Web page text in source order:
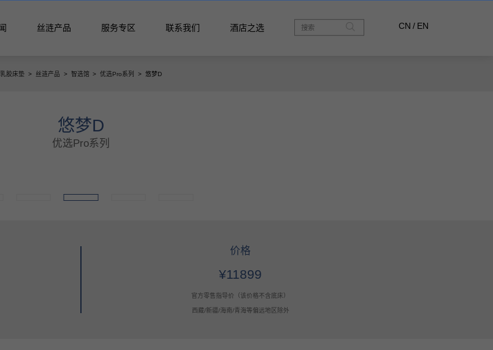
丝涟产品 服务专区 联系我们 酒店之选 CN / EN
套床
乳胶床垫 > 丝涟产品 > 智选馆 > 优选Pro系列 > 悠梦D
悠梦D
优选Pro系列
价格
¥11899
官方零售指导价（该价格不含底床）
西藏/新疆/海南/青海等偏远地区除外